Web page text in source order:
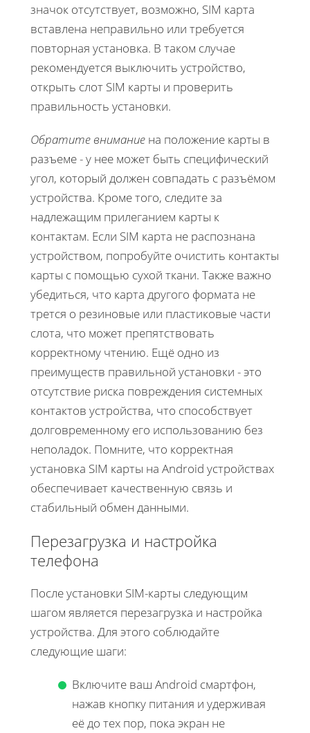
значок отсутствует, возможно, SIM карта
вставлена неправильно или требуется
повторная установка. В таком случае
рекомендуется выключить устройство,
открыть слот SIM карты и проверить
правильность установки.
Обратите внимание на положение карты в
разъеме - у нее может быть специфический
угол, который должен совпадать с разъёмом
устройства. Кроме того, следите за
надлежащим прилеганием карты к
контактам. Если SIM карта не распознана
устройством, попробуйте очистить контакты
карты с помощью сухой ткани. Также важно
убедиться, что карта другого формата не
трется о резиновые или пластиковые части
слота, что может препятствовать
корректному чтению. Ещё одно из
преимуществ правильной установки - это
отсутствие риска повреждения системных
контактов устройства, что способствует
долговременному его использованию без
неполадок. Помните, что корректная
установка SIM карты на Android устройствах
обеспечивает качественную связь и
стабильный обмен данными.
Перезагрузка и настройка
телефона
После установки SIM-карты следующим
шагом является перезагрузка и настройка
устройства. Для этого соблюдайте
следующие шаги:
Включите ваш Android смартфон,
нажав кнопку питания и удерживая
её до тех пор, пока экран не